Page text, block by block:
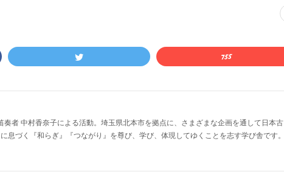
奏者 中村香奈子による活動。埼玉県北本市を拠点に、さまざまな企画を通して日本古
息づく『和らぎ』『つながり』を尊び、学び、体現してゆくことを志す学び舎です。